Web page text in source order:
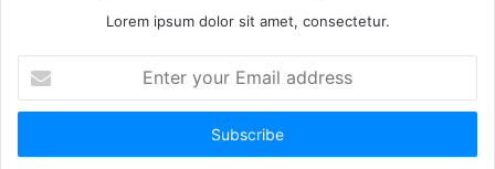
Lorem ipsum dolor sit amet, consectetur.
t
r